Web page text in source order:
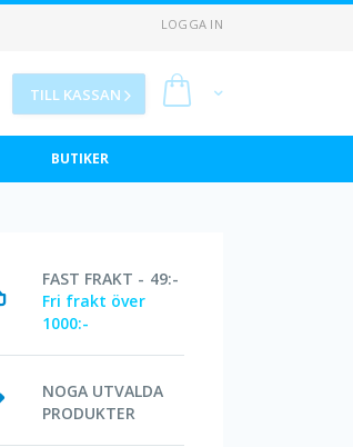
LOGGA IN
Min kundvagn
TILL KASSAN
BUTIKER
FAST FRAKT - 49:-
Fri frakt över
1000:-
NOGA UTVALDA
PRODUKTER